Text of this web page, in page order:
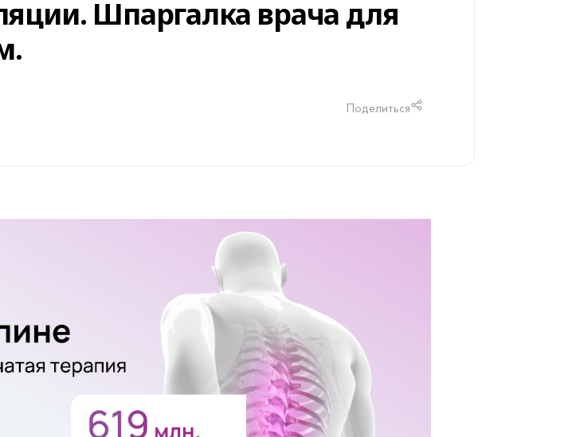
Шпаргалка врача для
Поделиться